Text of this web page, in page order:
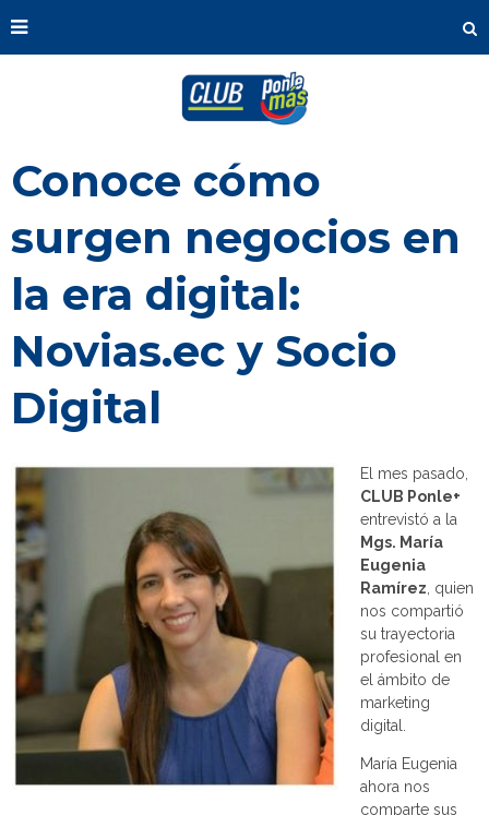
Conoce cómo
surgen negocios en
la era digital:
Novias.ec y Socio
Digital
El mes pasado,
CLUB Ponle+
entrevistó a la
Mgs. María
Eugenia
Ramírez , quien
nos compartió
su trayectoria
profesional en
el ámbito de
marketing
digital.
María Eugenia
ahora nos
comparte sus